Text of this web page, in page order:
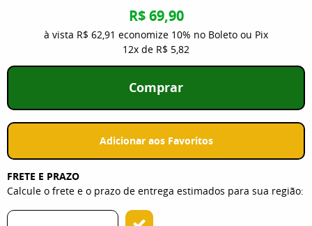
R$ 69,90
à vista R$ 62,91 economize 10% no Boleto ou Pix
12x de R$ 5,82
Comprar
Adicionar aos Favoritos
FRETE E PRAZO
Calcule o frete e o prazo de entrega estimados para sua região: